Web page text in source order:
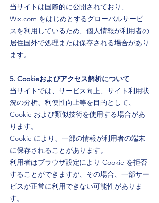
当サイトは国際的に公開されており、
Wix.com をはじめとするグローバルサービ
スを利用しているため、個人情報が利用者の
居住国外で処理または保存される場合があり
ます。
5. Cookieおよびアクセス解析について
当サイトでは、サービス向上、サイト利用状
況の分析、利便性向上等を目的として、
Cookie および類似技術を使用する場合があ
ります。
Cookie により、一部の情報が利用者の端末
に保存されることがあります。
利用者はブラウザ設定により Cookie を拒否
することができますが、その場合、一部サー
ビスが正常に利用できない可能性がありま
す。